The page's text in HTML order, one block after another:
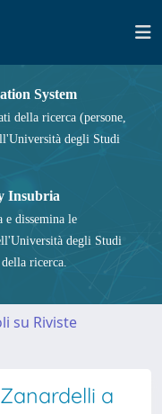
System
della ricerca (persone,
degli Studi
Insubria
e dissemina le
degli Studi
ricerca.
su Riviste
a